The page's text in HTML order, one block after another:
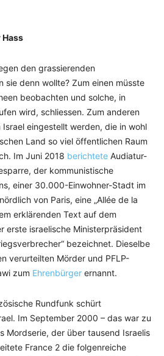
den grassierenden
sie denn wollte? Zum einen müsste
beobachten und solche, in
wird, schliessen. Zum anderen
eingestellt werden, die in wohl
Land so viel öffentlichen Raum
Im Juni 2018 berichtete Audiatur-
der kommunistische
einer 30.000-Einwohner-Stadt im
von Paris, eine „Allée de la
erklärenden Text auf dem
erste israelische Ministerpräsident
bezeichnet. Dieselbe
verurteilten Mörder und PFLP-
zum Ehrenbürger ernannt.
Rundfunk schürt
Im September 2000 – das war zu
Mordserie, der über tausend Israelis
France 2 die folgenreiche